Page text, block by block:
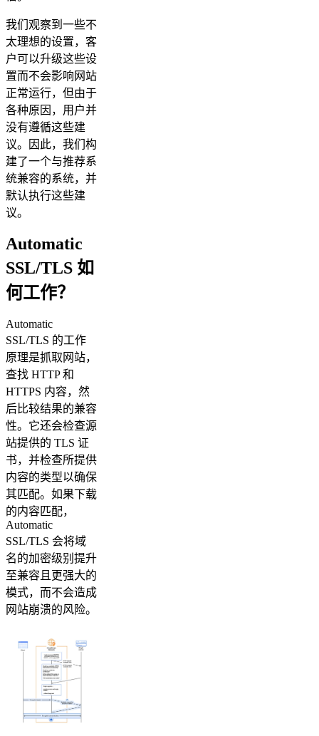
我们观察到一些不
太理想的设置，客
户可以升级这些设
置而不会影响网站
正常运行，但由于
各种原因，用户并
没有遵循这些建
议。因此，我们构
建了一个与推荐系
统兼容的系统，并
默认执行这些建
议。
Automatic
SSL/TLS 如
何工作？
Automatic
SSL/TLS 的工作
原理是抓取网站，
查找 HTTP 和
HTTPS 内容，然
后比较结果的兼容
性。它还会检查源
站提供的 TLS 证
书，并检查所提供
内容的类型以确保
其匹配。如果下载
的内容匹配，
Automatic
SSL/TLS 会将域
名的加密级别提升
至兼容且更强大的
模式，而不会造成
网站崩溃的风险。